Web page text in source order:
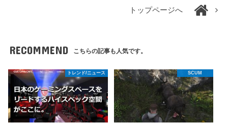
トップページへ
RECOMMEND こちらの記事も人気です。
トレンド/ニュース SCUM